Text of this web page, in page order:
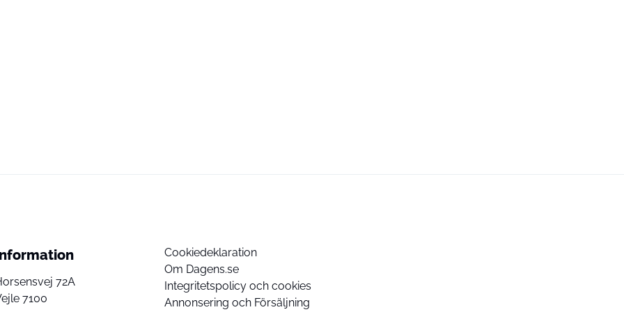
72A
7100
Cookiedeklaration
Om Dagens.se
Integritetspolicy och cookies
Annonsering och Försäljning